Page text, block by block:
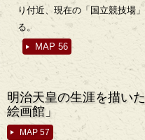
り付近、現在の「国立競技場
る。
MAP 56
明治天皇の生涯を描い
絵画館」
MAP 57